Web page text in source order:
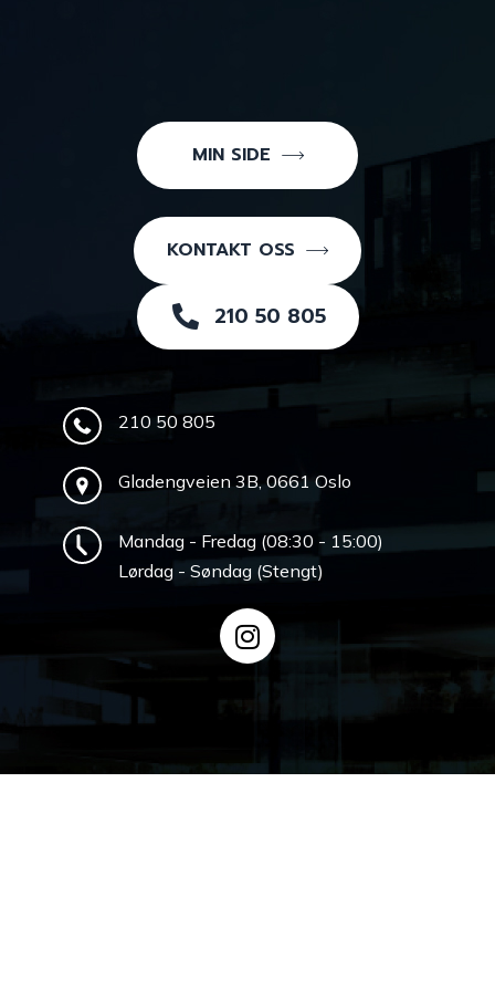
MIN SIDE
KONTAKT OSS
210 50 805
210 50 805
Gladengveien 3B, 0661 Oslo
Mandag - Fredag (08:30 - 15:00)
Lørdag - Søndag (Stengt)